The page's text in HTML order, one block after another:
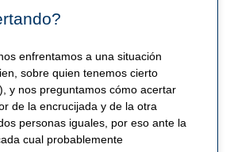
enfrentamos a una situación
sobre quien tenemos cierto
y nos preguntamos cómo acertar
de la encrucijada y de la otra
personas iguales, por eso ante la
cual probablemente